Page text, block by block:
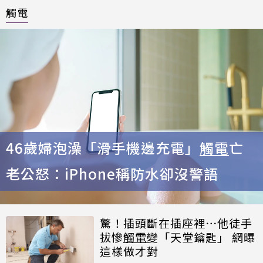
觸電
46歲婦泡澡「滑手機邊充電」 觸電亡
老公怒：iPhone稱防水卻沒警語
驚！插頭斷在插座裡⋯他徒手
拔慘觸電變「天堂鑰匙」 網曝
這樣做才對